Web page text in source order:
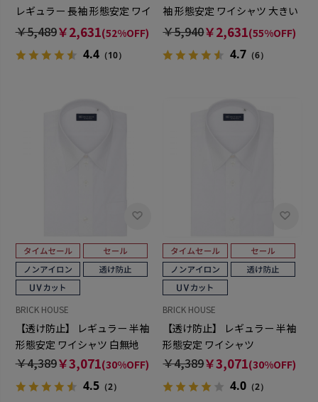
レギュラー 長袖 形態安定 ワイ
シャツ
￥5,489￥2,631(52%OFF)
4.4（10）
袖 形態安定 ワイシャツ 大きい
サイズ
￥5,940￥2,631(55%OFF)
4.7 （6）
BRICK HOUSE
【透け防止】 レギュラー 半袖
形態安定 ワイシャツ 白無地
￥4,389￥3,071(30%OFF)
4.5（2）
BRICK HOUSE
【透け防止】 レギュラー 半袖
形態安定 ワイシャツ
￥4,389￥3,071(30%OFF)
4.0 （2）